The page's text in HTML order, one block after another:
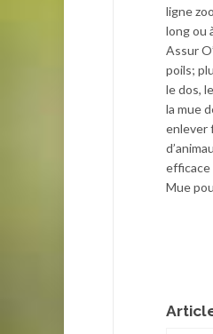
ligne
long ou
Assur
poils;
le dos,
la mue
enlever
efficace
Mue